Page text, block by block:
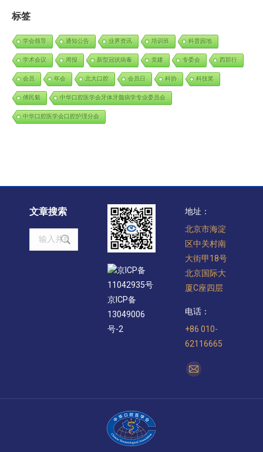
标签
学会领导 通知公告 业界资讯 培训班 科普园地
学术会议 周报 新型冠状病毒 党建 专委会 西部行
会员 年会 北大口腔 会员日 科协 科技奖
傅民魁 中华口腔医学会牙体牙髓病学专业委员会
中华口腔医学会口腔护理分会
文章搜索
Search:
京ICP备
11042935号
京ICP备
13049006
号-2
地址：
北京市海淀
区中关村南
大街甲18号
北京国际大
厦C座四层
电话：
+86 010-
62116665
找到我们：
Mail